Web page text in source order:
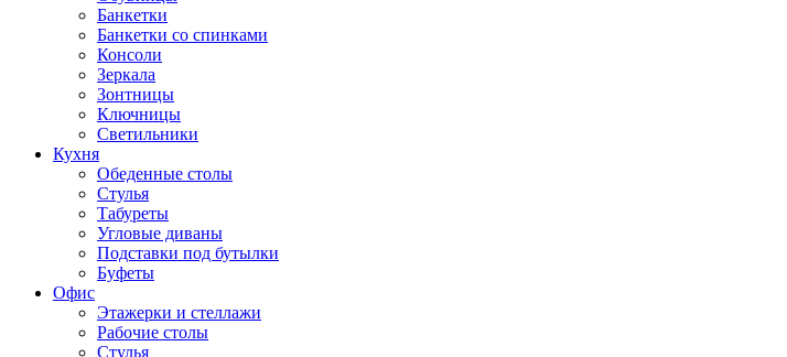
Банкетки
Банкетки со спинками
Консоли
Зеркала
Зонтницы
Ключницы
Светильники
Кухня
Обеденные столы
Стулья
Табуреты
Угловые диваны
Подставки под бутылки
Буфеты
Офис
Этажерки и стеллажи
Рабочие столы
Стулья